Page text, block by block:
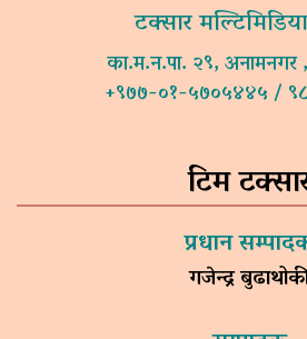
टक्सार
का.म.न.पा. २९, अनामनगर
+९७७-०१-५७०५४४५ /
टिम
प्रधान
गजेन्द्र